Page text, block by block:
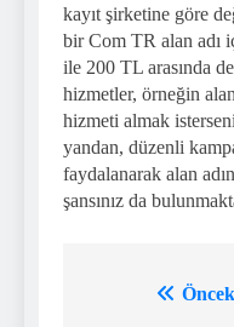
kayıt şirketine göre
bir Com TR alan adı
ile 200 TL arasında
hizmetler, örneğin
hizmeti almak
yandan, düzenli
faydalanarak alan
şansınız da